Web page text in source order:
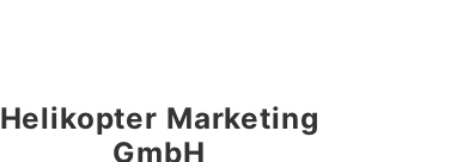
Helikopter Marketing
GmbH